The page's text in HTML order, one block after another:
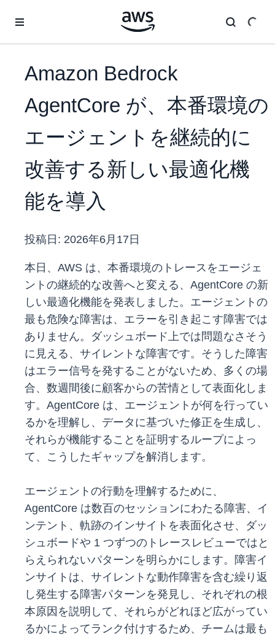
Amazon Bedrock
AgentCore が、本番環境の
エージェントを継続的に
改善する新しい最適化機
能を導入
投稿日: 2026年6月17日
本日、AWS は、本番環境のトレースをエージェ
ントの継続的な改善へと変える、AgentCore の新
しい最適化機能を発表しました。エージェントの
最も危険な障害は、エラーを引き起こす障害では
ありません。ダッシュボード上では問題なさそう
に見える、サイレントな障害です。そうした障害
はエラー信号を発することがないため、多くの場
合、数週間後に顧客からの苦情として表面化しま
す。AgentCore は、エージェントが何を行ってい
るかを理解し、データに基づいた修正を生成し、
それらが機能することを証明するループによっ
て、こうしたギャップを解消します。
エージェントの行動を理解するために、
AgentCore は数百のセッションにわたる障害、イ
ンテント、軌跡のインサイトを表面化させ、ダッ
シュボードや 1 つずつのトレースレビューではと
らえられないパターンを明らかにします。障害イ
ンサイトは、サイレントな動作障害を含む繰り返
し発生する障害パターンを発見し、それぞれの根
本原因を説明して、それらがどれほど広がってい
るかによってランク付けするため、チームは最も